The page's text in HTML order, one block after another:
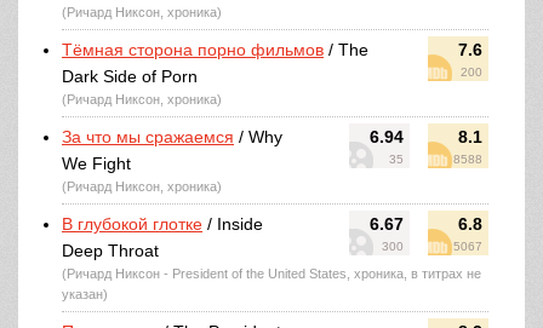
(Ричард Никсон, хроника)
7.6
200
Тёмная сторона порно фильмов / The
Dark Side of Porn
(Ричард Никсон, хроника)
6.94
35
8.1
8588
За что мы сражаемся / Why
We Fight
(Ричард Никсон, хроника)
6.67
300
6.8
5067
В глубокой глотке / Inside
Deep Throat
(Ричард Никсон - President of the United States, хроника, в титрах не
указан)